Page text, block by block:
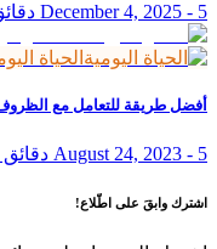
December 4, 2025 - 5 دقائق مدة القراءة
الحياة
أفضل طريقة للتعامل مع الظروف
August 24, 2023 - 5 دقائق مدة القراءة
اشترك وابقَ على اطّلاع!